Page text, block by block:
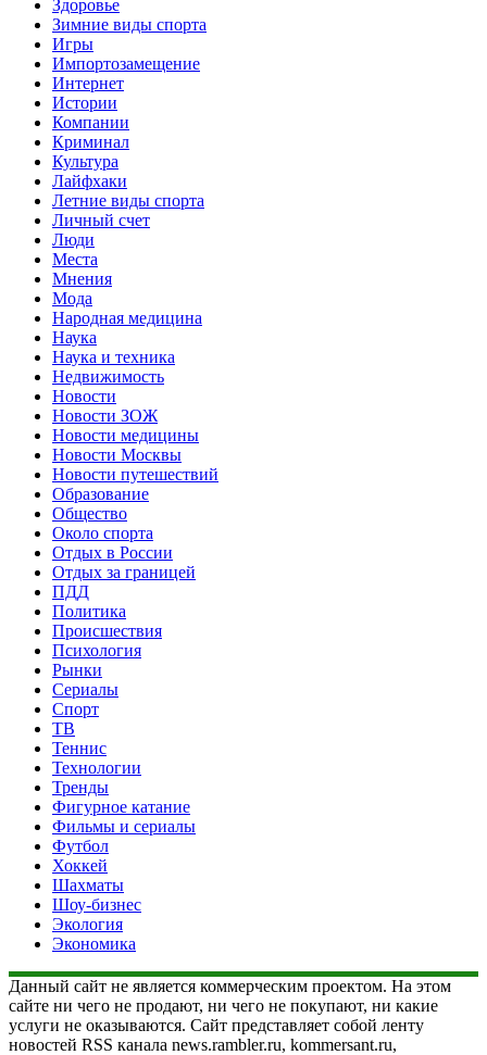
Здоровье
Зимние виды спорта
Игры
Импортозамещение
Интернет
Истории
Компании
Криминал
Культура
Лайфхаки
Летние виды спорта
Личный счет
Люди
Места
Мнения
Мода
Народная медицина
Наука
Наука и техника
Недвижимость
Новости
Новости ЗОЖ
Новости медицины
Новости Москвы
Новости путешествий
Образование
Общество
Около спорта
Отдых в России
Отдых за границей
ПДД
Политика
Происшествия
Психология
Рынки
Сериалы
Спорт
ТВ
Теннис
Технологии
Тренды
Фигурное катание
Фильмы и сериалы
Футбол
Хоккей
Шахматы
Шоу-бизнес
Экология
Экономика
Данный сайт не является коммерческим проектом. На этом
сайте ни чего не продают, ни чего не покупают, ни какие
услуги не оказываются. Сайт представляет собой ленту
новостей RSS канала news.rambler.ru, kommersant.ru,